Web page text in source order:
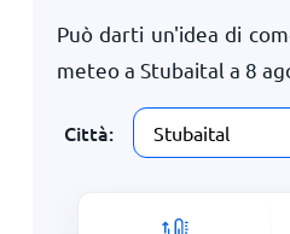
Può darti un'idea di
meteo a Stubaital a 8
Città: